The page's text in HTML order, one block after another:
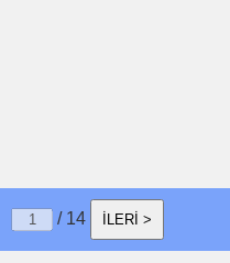
/ 14 İLERİ >